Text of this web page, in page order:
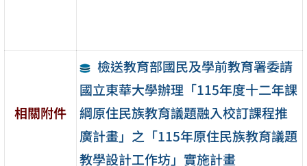
相關附件
檢送教育部國民及學前教育署委請
國立東華大學辦理「115年度十二年課
綱原住民族教育議題融入校訂課程推
廣計畫」之「115年原住民族教育議題
教學設計工作坊」實施計畫